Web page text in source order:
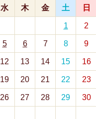
水 木 金 土 日
1 2
5 6 7 8 9
12 13 14 15 16
19 20 21 22 23
26 27 28 29 30